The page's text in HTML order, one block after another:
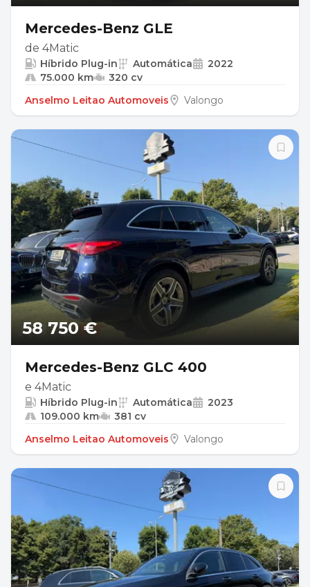
Mercedes-Benz GLE
de 4Matic
Híbrido Plug-in Automática
2022
75.000 km
320 cv
Anselmo Leitao Automoveis
Valongo
58 750 €
Mercedes-Benz GLC 400
e 4Matic
Híbrido Plug-in Automática
2023
109.000 km
381 cv
Anselmo Leitao Automoveis
Valongo